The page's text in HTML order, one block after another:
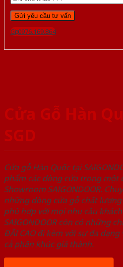
Gọi 0976.169.864
Cửa Gỗ Hàn
SGD
Cửa gỗ Hàn Quốc tại
phẩm các dòng cửa trong một
Showroom SAIGONDOOR.
những dòng cửa gỗ chất
phù hợp với mọi nhu cầu
SAIGONDOOR còn có những
ĐÃI CAO đi kèm với sự đa
cả phân khúc giá thành.